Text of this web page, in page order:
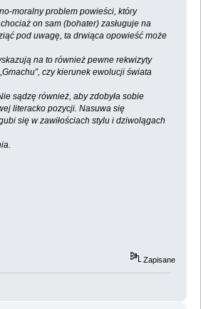
moralny problem powieści, który
on sam (bohater) zasługuje na
pod uwagę, ta drwiąca opowieść może
na to również pewne rekwizyty
czy kierunek ewolucji świata
sądzę również, aby zdobyła sobie
literacko pozycji. Nasuwa się
się w zawiłościach stylu i dziwolągach
Zapisane